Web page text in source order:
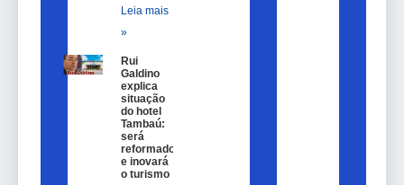
Leia mais
»
Rui
Galdino
explica
situação
do hotel
Tambaú:
será
reformado
e inovará
o turismo